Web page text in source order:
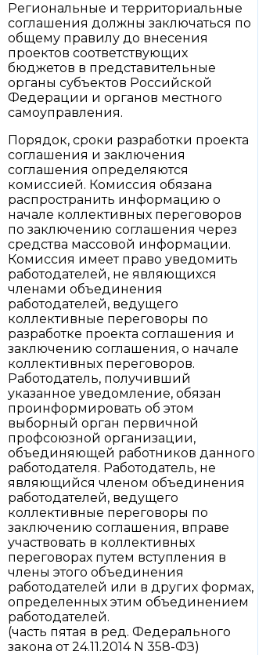
Региональные и территориальные
соглашения должны заключаться по
общему правилу до внесения
проектов соответствующих
бюджетов в представительные
органы субъектов Российской
Федерации и органов местного
самоуправления.
Порядок, сроки разработки проекта
соглашения и заключения
соглашения определяются
комиссией. Комиссия обязана
распространить информацию о
начале коллективных переговоров
по заключению соглашения через
средства массовой информации.
Комиссия имеет право уведомить
работодателей, не являющихся
членами объединения
работодателей, ведущего
коллективные переговоры по
разработке проекта соглашения и
заключению соглашения, о начале
коллективных переговоров.
Работодатель, получивший
указанное уведомление, обязан
проинформировать об этом
выборный орган первичной
профсоюзной организации,
объединяющей работников данного
работодателя. Работодатель, не
являющийся членом объединения
работодателей, ведущего
коллективные переговоры по
заключению соглашения, вправе
участвовать в коллективных
переговорах путем вступления в
члены этого объединения
работодателей или в других формах,
определенных этим объединением
работодателей.
(часть пятая в ред. Федерального
закона от 24.11.2014 N 358-ФЗ)